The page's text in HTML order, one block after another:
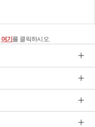
여기 를 클릭하시오.